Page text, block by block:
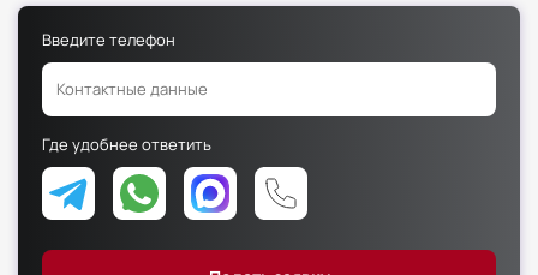
Юридический факультет
Факультет менеджмента и экономики
Факультет педагогики
Факультет психологии
Факультет рекламы и связей с общественностью
Факультет социальной работы
Введите телефон
Где удобнее ответить